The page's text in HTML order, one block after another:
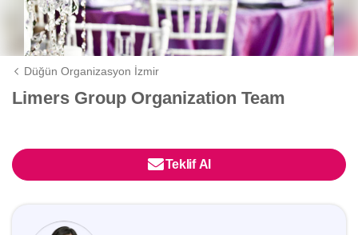
Düğün Organizasyon İzmir
Limers Group Organization Team
Teklif Al